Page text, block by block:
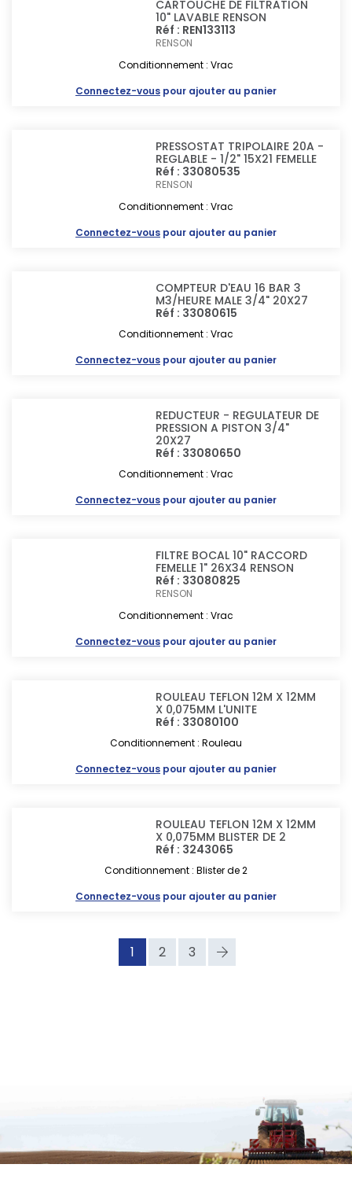
CARTOUCHE DE FILTRATION
10" LAVABLE RENSON
Réf : REN133113
RENSON
Conditionnement : Vrac
Connectez-vous pour ajouter au panier
PRESSOSTAT TRIPOLAIRE 20A -
REGLABLE - 1/2" 15X21 FEMELLE
Réf : 33080535
RENSON
Conditionnement : Vrac
Connectez-vous pour ajouter au panier
COMPTEUR D'EAU 16 BAR 3
M3/HEURE MALE 3/4" 20X27
Réf : 33080615
Conditionnement : Vrac
Connectez-vous pour ajouter au panier
REDUCTEUR - REGULATEUR DE
PRESSION A PISTON 3/4"
20X27
Réf : 33080650
Conditionnement : Vrac
Connectez-vous pour ajouter au panier
FILTRE BOCAL 10" RACCORD
FEMELLE 1" 26X34 RENSON
Réf : 33080825
RENSON
Conditionnement : Vrac
Connectez-vous pour ajouter au panier
ROULEAU TEFLON 12M X 12MM
X 0,075MM L'UNITE
Réf : 33080100
Conditionnement : Rouleau
Connectez-vous pour ajouter au panier
ROULEAU TEFLON 12M X 12MM
X 0,075MM BLISTER DE 2
Réf : 3243065
Conditionnement : Blister de 2
Connectez-vous pour ajouter au panier
1 2 3